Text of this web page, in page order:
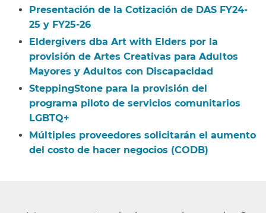
Presentación de la Cotización de DAS FY24-
25 y FY25-26
Eldergivers dba Art with Elders por la
provisión de Artes Creativas para Adultos
Mayores y Adultos con Discapacidad​​
SteppingStone para la provisión del
programa piloto de servicios comunitarios
LGBTQ+​​
Múltiples proveedores solicitarán el aumento
del costo de hacer negocios (CODB)​​